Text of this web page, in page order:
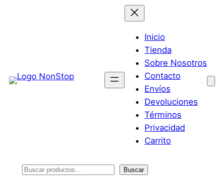
Inicio
Tienda
Sobre Nosotros
Contacto
Envíos
Devoluciones
Términos
Privacidad
Carrito
Buscar Buscar